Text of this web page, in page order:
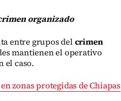
organizado
entre grupos del crimen
mantienen el operativo
el caso.
zonas protegidas de Chiapas